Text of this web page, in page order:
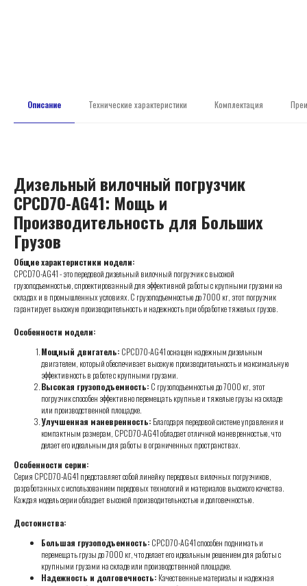
Описание Технические характеристики Комплектация
Дизельный вилочный погрузчик
CPCD70-AG41: Мощь и
Производительность для Больших
Грузов
Общие характеристики модели:
CPCD70-AG41 - это передовой дизельный вилочный погрузчик с высокой
грузоподъемностью, спроектированный для эффективной работы с крупными грузами на
складах и в промышленных условиях. С грузоподъемностью до 7000 кг, этот погрузчик
гарантирует высокую производительность и надежность при обработке тяжелых грузов.
Особенности модели:
Мощный двигатель: CPCD70-AG41 оснащен надежным дизельным
двигателем, который обеспечивает высокую производительность и максимальную
эффективность в работе с крупными грузами.
Высокая грузоподъемность: С грузоподъемностью до 7000 кг, этот
погрузчик способен эффективно перемещать крупные и тяжелые грузы на складе
или производственной площадке.
Улучшенная маневренность: Благодаря передовой системе управления и
компактным размерам, CPCD70-AG41 обладает отличной маневренностью, что
делает его идеальным для работы в ограниченных пространствах.
Особенности серии:
Серия CPCD70-AG41 представляет собой линейку передовых вилочных погрузчиков,
разработанных с использованием передовых технологий и материалов высокого качества.
Каждая модель серии обладает высокой производительностью и долговечностью.
Достоинства:
Большая грузоподъемность: CPCD70-AG41 способен поднимать и
перемещать грузы до 7000 кг, что делает его идеальным решением для работы с
крупными грузами на складе или производственной площадке.
Надежность и долговечность: Качественные материалы и надежная